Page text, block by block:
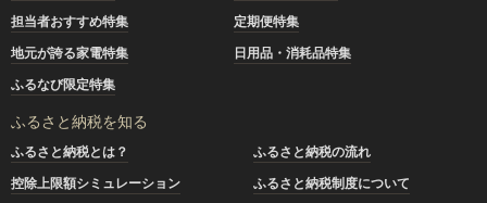
担当者おすすめ特集
定期便特集
地元が誇る家電特集
日用品・消耗品特集
ふるなび限定特集
ふるさと納税を知る
ふるさと納税とは？
ふるさと納税の流れ
控除上限額シミュレーション
ふるさと納税制度について